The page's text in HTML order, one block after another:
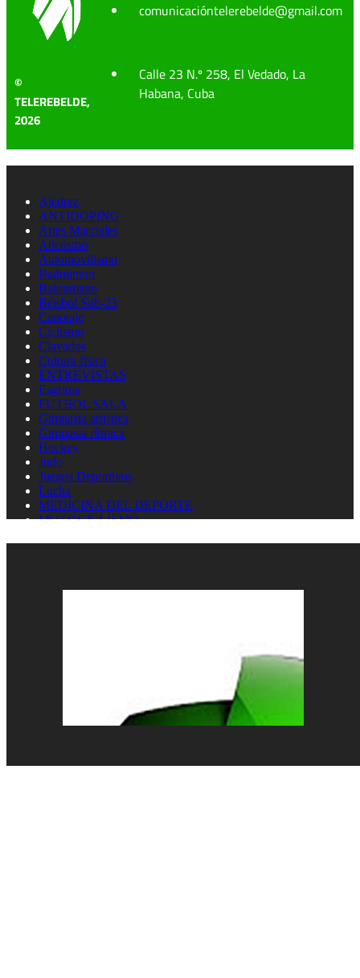
©
TELEREBELDE,
2026
comunicacióntelerebelde@gmail.com
Calle 23 N.º 258, El Vedado, La
Habana, Cuba
Ajedrez
ANTIDOPING
Artes Marciales
Atletismo
Automovilismo
Badminton
Balonmano
Béisbol Sub-23
Canotaje
Ciclismo
Clavados
Cultura física
ENTREVISTAS
Esgrima
FUTBOL SALA
Gimnasia artistica
Gimnasia rítmica
Hockey
Judo
Juegos Deportivos
Lucha
MEDICINA DEL DEPORTE
MOTOCICLISMO
Paratletismo
Tenis